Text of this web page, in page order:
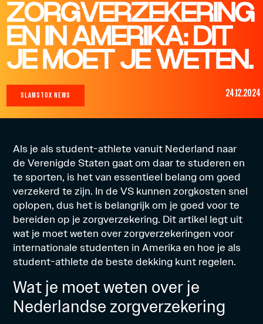
ZORGVERZEKERING
EN IN AMERIKA: DIT
JE MOET JE WETEN.
SLAMSTOX NEWS 24.12.2024
Als je als student-athlete vanuit Nederland naar
de Verenigde Staten gaat om daar te studeren en
te sporten, is het van essentieel belang om goed
verzekerd te zijn. In de VS kunnen zorgkosten snel
oplopen, dus het is belangrijk om je goed voor te
bereiden op je zorgverzekering. Dit artikel legt uit
wat je moet weten over zorgverzekeringen voor
internationale studenten in Amerika en hoe je als
student-athlete de beste dekking kunt regelen.
Wat je moet weten over je
Nederlandse zorgverzekering